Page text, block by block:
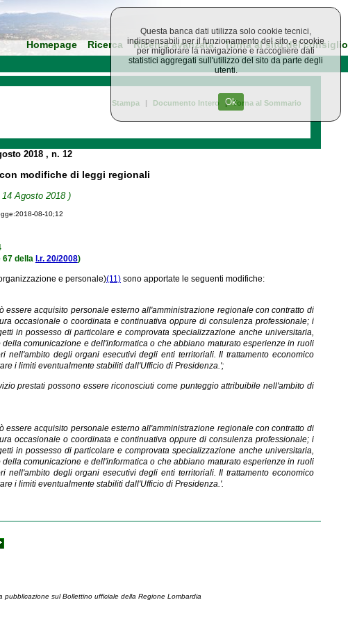
Homepage Ricerca Ricerca avanzata Torna al sito del consiglio
Stampa | Documento Intero | Torna al Sommario
2018 , n. 12
modifiche di leggi regionali
Agosto 2018 )
08-10;12
67 della l.r. 20/2008)
e personale)(11) sono apportate le seguenti modifiche:
acquisito personale esterno all'amministrazione regionale con contratto di
occasionale o coordinata e continuativa oppure di consulenza professionale; i
in possesso di particolare e comprovata specializzazione anche universitaria,
comunicazione e dell'informatica o che abbiano maturato esperienze in ruoli
degli organi esecutivi degli enti territoriali. Il trattamento economico
i limiti eventualmente stabiliti dall'Ufficio di Presidenza.';
prestati possono essere riconosciuti come punteggio attribuibile nell'ambito di
acquisito personale esterno all'amministrazione regionale con contratto di
occasionale o coordinata e continuativa oppure di consulenza professionale; i
in possesso di particolare e comprovata specializzazione anche universitaria,
comunicazione e dell'informatica o che abbiano maturato esperienze in ruoli
degli organi esecutivi degli enti territoriali. Il trattamento economico
i limiti eventualmente stabiliti dall'Ufficio di Presidenza.'.
sul Bollettino ufficiale della Regione Lombardia
Questa banca dati utilizza solo cookie tecnici,
indispensabili per il funzionamento del sito, e cookie
per migliorare la navigazione e raccogliere dati
statistici aggregati sull'utilizzo del sito da parte degli
utenti.
Ok